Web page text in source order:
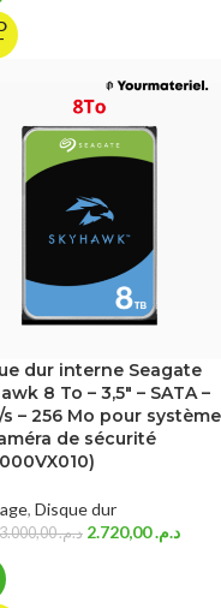
dur interne Seagate
8 To – 3,5″ – SATA –
s – 256 Mo pour système
de sécurité
, Disque dur
د.م.3.000,00 د.م.2.720,00